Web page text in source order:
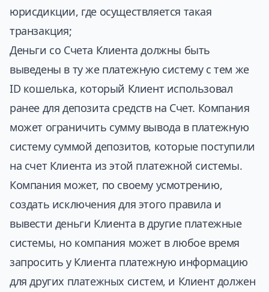
юрисдикции, где осуществляется такая
транзакция;
Деньги со Счета Клиента должны быть
выведены в ту же платежную систему с тем же
ID кошелька, который Клиент использовал
ранее для депозита средств на Счет. Компания
может ограничить сумму вывода в платежную
систему суммой депозитов, которые поступили
на счет Клиента из этой платежной системы.
Компания может, по своему усмотрению,
создать исключения для этого правила и
вывести деньги Клиента в другие платежные
системы, но компания может в любое время
запросить у Клиента платежную информацию
для других платежных систем, и Клиент должен